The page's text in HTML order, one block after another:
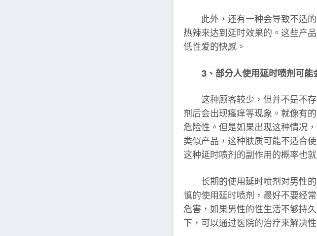
此外，还有一种会导致不适的
热辣来达到延时效果的。这些产
低性爱的快感。
3、部分人使用延时喷剂可能
这种顾客较少，但并不是不存
剂后会出现瘙痒等现象。就像有
危险性。但是如果出现这种情况
类似产品，这种肤质可能不适合
这种延时喷剂的副作用的概率也就
长期的使用延时喷剂对男性的
慎的使用延时喷剂，最好不要经
危害，如果男性的性生活不够持
下，可以通过医院的治疗来解决